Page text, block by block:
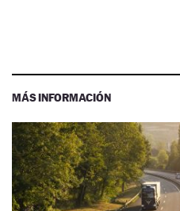
MÁS INFORMACIÓN